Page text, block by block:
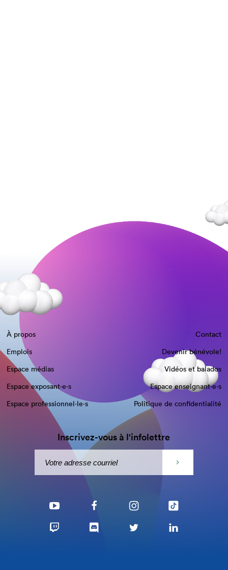
À propos
Contact
Emplois
Devenir bénévole!
Espace médias
Vidéos et balados
Espace exposant·e⋅s
Espace enseignant·e⋅s
Espace professionnel·le⋅s
Politique de confidentialité
Inscrivez-vous à l'infolettre